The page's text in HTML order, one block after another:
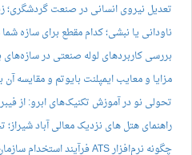
تعدیل نیروی انسانی در صنعت گردشگری؛
ناودانی یا نبشی؛ کدام مقطع برای سازه
بررسی کاربردهای لوله صنعتی در سازه‌های
مزایا و معایب ایمپلنت بایوتم و مقایسه آن
تحولی نو در آموزش تکنیک‌های ابرو: از
راهنمای هتل های نزدیک معالی آباد
چگونه نرم‌افزار ATS فرآیند استخدام سازمان شما را متحول می‌کند؟